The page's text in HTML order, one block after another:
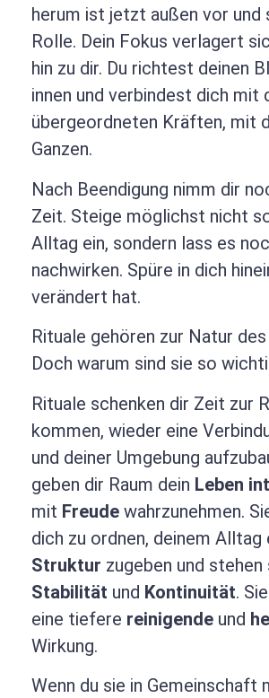
herum ist jetzt außen vor und
Rolle. Dein Fokus verlagert
hin zu dir. Du richtest deinen
innen und verbindest dich mit
übergeordneten Kräften, mit
Ganzen.
Nach Beendigung nimm dir
Zeit. Steige möglichst nicht
Alltag ein, sondern lass es
nachwirken. Spüre in dich
verändert hat.
Rituale gehören zur Natur
Doch warum sind sie so
Rituale schenken dir Zeit zur
kommen, wieder eine
und deiner Umgebung
geben dir Raum dein Leben
mit Freude wahrzunehmen.
dich zu ordnen, deinem Alltag
Struktur zugeben und
Stabilität und Kontinuität.
eine tiefere reinigende und
Wirkung.
Wenn du sie in Gemeinschaft